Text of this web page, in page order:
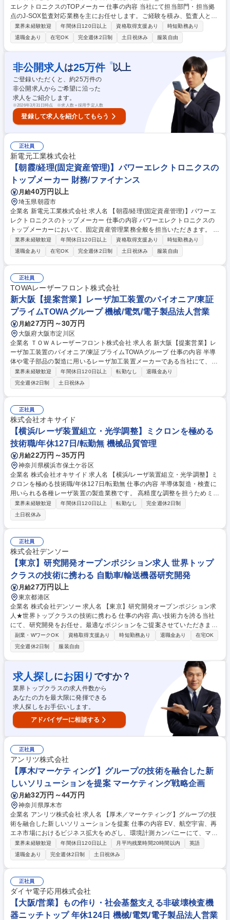
エレクトロニクスのTOPメーカー 仕事の内容 当社にて担当部門・担当拠
点のJ-SOX監査対応業務を主にお任せします。ご経験を積み、監査人とし
て独り立ちした後は、自己責任の裁量労働として自由度の高い働き方が可
能です。 【具体的にお任せする業務】 ■J-SOX内部監査対応、J-SOX監査
法人監査対応（全般統制・個別財務・業務処理⇒WT・TOC・RF）：計
画・日程調整・通知・実監査・結果報告・調書作成・内部監査報告書作成
支援など ■部内運営支援業務：監査ツール業務改善、グループ教育活動補
佐、社内委員会委員担当ローテ 募集職種 【朝霞/内部監査_J-SOX監査】
パワーエレクトロニクスのTOPメーカー
業界未経験歓迎 年間休日120日以上 資格取得支援あり
時短勤務あり
退職金あり
在宅OK 完全週休2日制 土日祝休み 服装自由
非公開求人 は25万件 ※以上
ご登録いただくと、約25万件の
非公開求人からご希望に沿った
求人をご紹介します。
※2026年3月31日時点 ※求人数＝採用予定人数
登録して求人を紹介してもらう
正社員
新電元工業株式会社
【朝霞/経理(固定資産管理)】パワーエレクトロニクスの
トップメーカー 財務/ファイナンス
月給40万円以上
埼玉県朝霞市
企業名 新電元工業株式会社 求人名 【朝霞/経理(固定資産管理)】パワーエ
レクトロニクスのトップメーカー 仕事の内容 パワーエレクトロニクスの
トップメーカーにおいて、固定資産管理業務全般を担当いただきます。 ■
固定資産管理業務全般(当社単体、連結親会社観点でのグループ会社への
調査等を含む) ■固定資産管理業務について、システム活用など業務プロセ
スの効率化推進 ■償却資産税の申告 ■新リース基準対応 ■決算業務・開示
文書チェック等への参画・支援 募集職種 【朝霞/経理(固定資産管理)】パ
ワーエレクトロニクスのトップメーカー
業界未経験歓迎 年間休日120日以上 資格取得支援あり
時短勤務あり
退職金あり
在宅OK 完全週休2日制 土日祝休み 服装自由
正社員
TOWAレーザーフロント株式会社
新大阪【提案営業】レーザ加工装置のパイオニア/東証
プライムTOWAグループ 機械/電気/電子製品法人営業
月給27万円～30万円
大阪府大阪市淀川区
企業名 ＴＯＷＡレーザーフロント株式会社 求人名 新大阪【提案営業】レ
ーザ加工装置のパイオニア/東証プライムTOWAグループ 仕事の内容 半導
体や電子部品の製造に用いるレーザ加工装置メーカーである当社にて、半
導体/電子部品/パワーデバイス分野向け提案営業を担当いただきます。既
存顧客への横展開、高付加価値の提案を推進いただきます。 【具体的に
は】 ■半導体/電子部品メーカー向けレーザー加工装置の提案営業 ■顧客の
製造課題ヒアリングおよび技術部門との連携による提案構築 ■試作評価立
会い/仕様打合せ/価格交渉 ■受注後の進捗フォローおよび社内調整 ■展示会
対応/新規顧客開拓 募集職種 新大阪【提案営業】レーザ加工装置のパイオ
ニア/東証プライムTOWAグループ
業界未経験歓迎 年間休日120日以上 転勤なし
退職金あり
完全週休2日制
土日祝休み
正社員
株式会社オキサイド
【横浜/レーザ装置組立・光学調整】ミクロンを極める
技術職/年休127日/転勤無 機械品質管理
月給22万円～35万円
神奈川県横浜市保土ケ谷区
企業名 株式会社オキサイド 求人名 【横浜/レーザ装置組立・光学調整】ミ
クロンを極める技術職/年休127日/転勤無 仕事の内容 半導体製造・検査に
用いられる各種レーザ装置の製造業務です。 高精度な調整を担うためミク
ロンレベルの精密作業が求められる、クリーンルーム内での「こだわり」
のものづくりポジションです。 ・各種レーザ装置の組立（DUVレーザ・
計測用等） ・光学調整（光軸合わせ、アライメント等） ・各種検査およ
び性能確認業務 ・作業環境：クリーンルーム内（約22～23℃、快適空
間） ・標準作業の確実な遂行と、現場での改善提案 ※高精度な再現性と
品質意識を持って取り組んでいただきます 募集職種 【横浜/レーザ装置組
立・光学調整】ミクロンを極める技術職/年休127日/転勤無
業界未経験歓迎 年間休日120日以上 転勤なし
完全週休2日制
土日祝休み
正社員
株式会社デンソー
【東京】研究開発オープンポジション求人 世界トップ
クラスの技術に携わる 自動車/輸送機器研究開発
月給27万円以上
東京都港区
企業名 株式会社デンソー 求人名 【東京】研究開発オープンポジション求
人★世界トップクラスの技術に携わる 仕事の内容 高い技術力を誇る当社
にて、研究開発をお任せ。最適なポジションをご提案させていただきま
す。 ※ご経験・ご志向に応じて、以下のような領域での業務をご提案しま
す。 ■センサーデバイスの構造設計・信号処理技術の開発 ■モビリティ向
けロボティクス技術の研究開発 ■量子コンピューティング・ニューロモー
フィック技術の応用研究 ■カーボンニュートラルに向けたエネルギー技術
の研究 ■自動運転・ADASに関するアルゴリズム研究・開発 ■AI・機械学
習モデルの設計・最適化 ■次世代パワー半導体・材料技術の研究 募集職種
【東京】研究開発オープンポジション求人★世界トップクラスの技術に携
わる
副業・WワークOK 資格取得支援あり 時短勤務あり 退職金あり
在宅OK
完全週休2日制
服装自由
求人探しにお困り ですか？
業界トップクラスの求人件数から
あなたの力を最大限に発揮できる
求人探しをお手伝いします。
アドバイザーに相談する
正社員
アンリツ株式会社
【厚木/マーケティング】グループの技術を融合した新
しいソリューションを提案 マーケティング戦略企画
月給32万円～44万円
神奈川県厚木市
企業名 アンリツ株式会社 求人名 【厚木／マーケティング】グループの技
術を融合した新しいソリューションを提案 仕事の内容 EV、航空宇宙、再
エネ市場におけるビジネス拡大をめざし、環境計測カンパニーにて、マー
ケティング・新規ビジネス開拓を担う人財を募集いたします。 ※ご経験・
ご志向を踏まえ、以下いずれかの部門へ配属となります。 〇マーケティン
グ企画部：市場調査、ビジネス戦略立案、マーコムおよびデジタルマーケ
ティング推進などの業務を行います。 〇ソリューションエンジニアリング
部：シナジー・ソリューションの検討と立案、フィールドエンジニアリン
グ、プリ・アフターセールスサポートの業務を行います。 募集職種 【厚
木／マーケティング】グループの技術を融合した新しいソリューションを
提案
業界未経験歓迎 年間休日120日以上 月平均残業時間20時間以内
英語
退職金あり
完全週休2日制 土日祝休み
正社員
ダイヤ電子応用株式会社
【大阪/営業】もの作り・社会基盤支える非破壊検査機
器ニッチトップ 年休124日 機械/電気/電子製品法人営業